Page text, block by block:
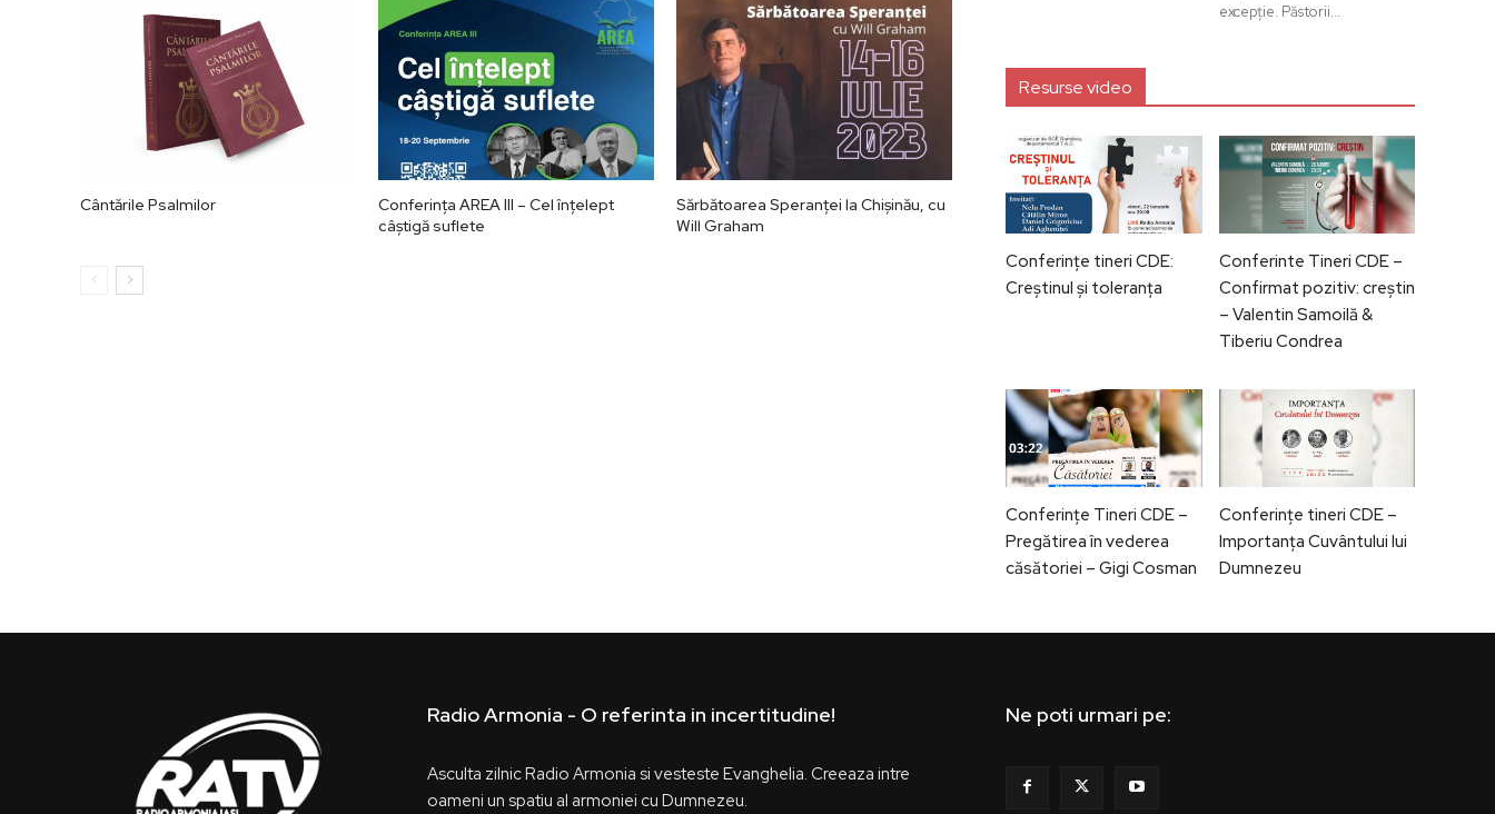
Cântările Psalmilor
Conferința AREA III – Cel înțelept
câștigă suflete
Sărbătoarea Speranței la Chișinău, cu
Will Graham
excepție. Păstorii...
Resurse video
Conferințe tineri CDE:
Creștinul și toleranța
Conferinte Tineri CDE –
Confirmat pozitiv: creștin
– Valentin Samoilă &
Tiberiu Condrea
Conferințe Tineri CDE –
Pregătirea în vederea
căsătoriei – Gigi Cosman
Conferințe tineri CDE –
Importanța Cuvântului lui
Dumnezeu
Radio Armonia - O referinta in incertitudine!
Asculta zilnic Radio Armonia si vesteste Evanghelia. Creeaza intre
oameni un spatiu al armoniei cu Dumnezeu.
Ne poti urmari pe: